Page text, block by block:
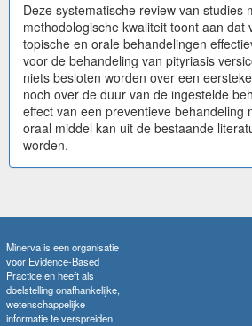
Deze systematische review van studies
methodologische kwaliteit toont aan dat
topische en orale behandelingen
voor de behandeling van pityriasis
niets besloten worden over een
noch over de duur van de ingestelde
effect van een preventieve behandeling
oraal middel kan uit de bestaande
worden.
Minerva is een organisatie
voor Evidence-Based
Practice en heeft als
doelstelling onafhankelijke,
wetenschappelijke
informatie te verspreiden.